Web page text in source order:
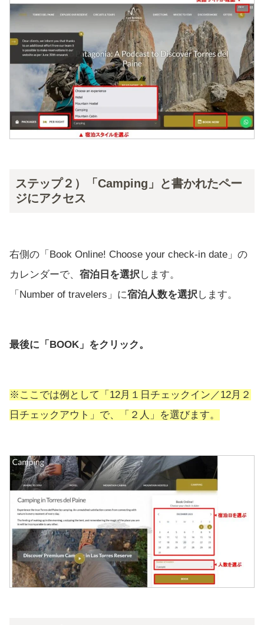
ステップ２）「Camping」と書かれたペー
ジにアクセス
右側の「Book Online! Choose your check-in date」の
カレンダーで、 宿泊日を選択 します。
「Number of travelers」に宿泊人数を選択 します。
最後に「BOOK」をクリック。
※ここでは例として「12月１日チェックイン／12月２
日チェックアウト」で、「２人」を選びます。